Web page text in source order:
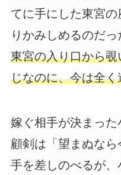
てに手にした東宮
りかみしめるのだっ
東宮の入り口から
じなのに、今は全
嫁ぐ相手が決まった
顧剣は「望まぬな
手を差しのべるが